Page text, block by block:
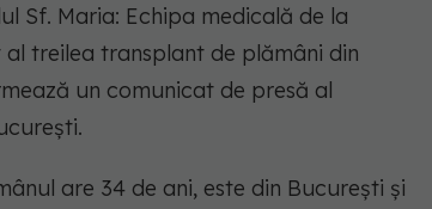
Sf. Maria: Echipa medicală de la
treilea transplant de plămâni din
un comunicat de presă al
are 34 de ani, este din Bucureşti şi